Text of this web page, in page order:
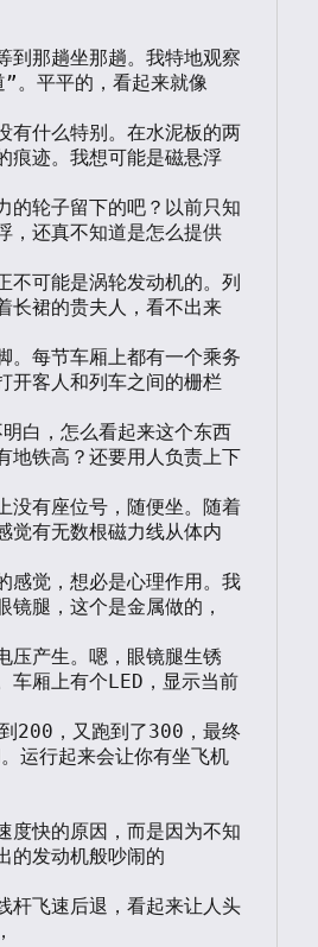
到那趟坐那趟。我特地观察
。平平的，看起来就像
有什么特别。在水泥板的两
痕迹。我想可能是磁悬浮
的轮子留下的吧？以前只知
，还真不知道是怎么提供
不可能是涡轮发动机的。列
长裙的贵夫人，看不出来
。每节车厢上都有一个乘务
开客人和列车之间的栅栏
白，怎么看起来这个东西
地铁高？还要用人负责上下
没有座位号，随便坐。随着
觉有无数根磁力线从体内
感觉，想必是心理作用。我
镜腿，这个是金属做的，
压产生。嗯，眼镜腿生锈
车厢上有个LED，显示当前
200，又跑到了300，最终
运行起来会让你有坐飞机
度快的原因，而是因为不知
的发动机般吵闹的
杆飞速后退，看起来让人头